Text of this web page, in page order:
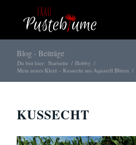
Blog - Beiträge
Du bist hier: Startseite / Hobby /
Mein neues Kleid – Kussecht aus Aquarell Blüten /
KUSSECHT